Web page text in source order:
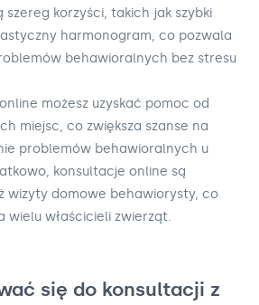
szereg korzyści, takich jak szybki
harmonogram, co pozwala
behawioralnych bez stresu
możesz uzyskać pomoc od
miejsc, co zwiększa szanse na
problemów behawioralnych u
konsultacje online są
wizyty domowe behawiorysty, co
wielu właścicieli zwierząt.
się do konsultacji z